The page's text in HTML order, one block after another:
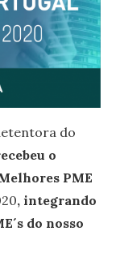
do
o
PME
, integrando
do nosso